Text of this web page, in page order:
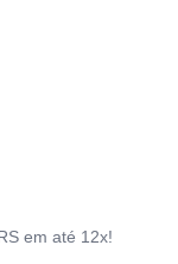
em até 12x!